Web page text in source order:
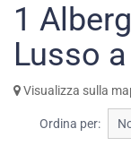
1
Lusso
Visualizza sulla
Ordina per: